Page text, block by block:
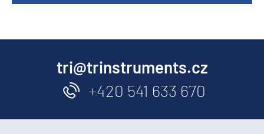
tri@trinstruments.cz
+420 541 633 670